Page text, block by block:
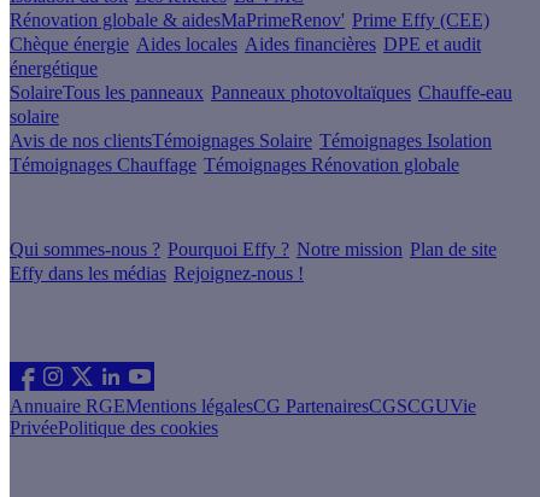
Rénovation globale & aidesMaPrimeRenov' Prime Effy (CEE)
Chèque énergie Aides locales Aides financières DPE et audit
énergétique
SolaireTous les panneaux Panneaux photovoltaïques Chauffe-eau
solaire
Avis de nos clientsTémoignages Solaire Témoignages Isolation
Témoignages Chauffage Témoignages Rénovation globale
Qui sommes-nous ? Pourquoi Effy ? Notre mission Plan de site
Effy dans les médias Rejoignez-nous !
Annuaire RGEMentions légalesCG PartenairesCGSCGUVie
PrivéePolitique des cookies